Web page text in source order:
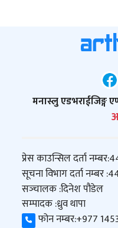
मनास्लु एडभराईजिङ्ग
प्रेस काउन्सिल दर्ता नम्बर:
सूचना विभाग दर्ता नम्बर :
सञ्‍चालक :दिनेश पौडेल
सम्पादक :ध्रुव थापा
फोन नम्बर:+977